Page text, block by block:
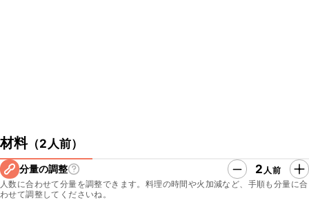
材料（2人前）
分量の調整 2 人前
人数に合わせて分量を調整できます。料理の時間や火加減など、手順も分量に合
わせて調整してくださいね。